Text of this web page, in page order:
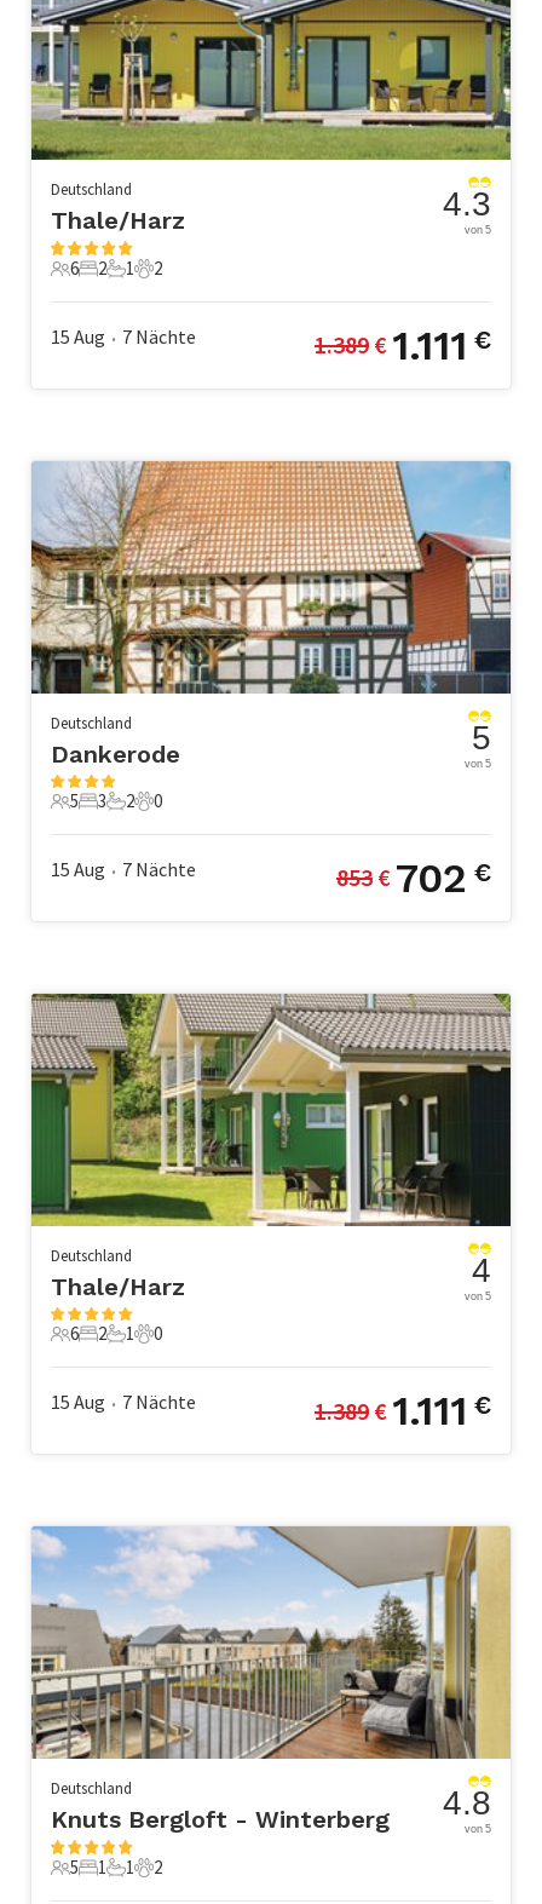
Deutschland
Thale/Harz
6 Gäste
6
2 Schlafzimmer
2
1 Badezimmer
1
2 Haustiere
2
4.3
von 5
15 Aug • 7 Nächte 1.389 € 1.111 €
Deutschland
Dankerode
5 Gäste
5
3 Schlafzimmer
3
2 Badezimmer
2
0 Haustiere
0
5
von 5
15 Aug • 7 Nächte 853 € 702 €
Deutschland
Thale/Harz
6 Gäste
6
2 Schlafzimmer
2
1 Badezimmer
1
0 Haustiere
0
4
von 5
15 Aug • 7 Nächte 1.389 € 1.111 €
Deutschland
Knuts Bergloft - Winterberg
5 Gäste
5
1 Schlafzimmer
1
1 Badezimmer
1
2 Haustiere
2
4.8
von 5